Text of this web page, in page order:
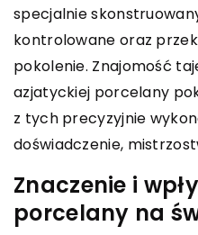
specjalnie
kontrolowane oraz
pokolenie. Znajomość
azjatyckiej porcelany
z tych precyzyjnie
doświadczenie,
Znaczenie i
porcelany na